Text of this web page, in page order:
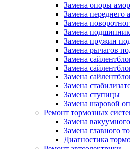
Замена опоры
Замена переднего
Замена
Замена
Замена пружин
Замена рычагов
Замена
Замена
Замена
Замена
Замена ступицы
Замена шаровой
Ремонт тормозных
Замена
Замена главного
Диагностика